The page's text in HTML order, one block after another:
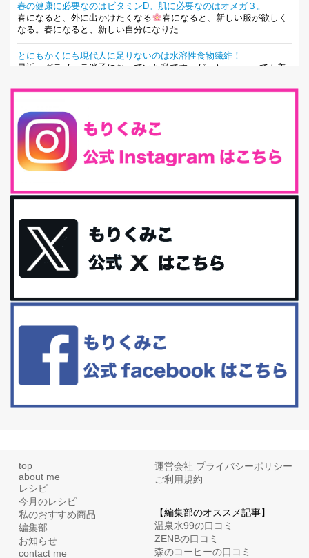
春の健康に必要なのはビタミンD。肌に必要なのはオメガ３。
春になると、外に出かけたくなる
春になると、新しい服が欲しく
なる。春になると、新しい自分になりた...
とにもかくにも現代人に足りないのは水溶性食物繊維！
最近、グラノーラ迷子になっていた私です。が、と〜〜〜っても美
腸内環境を整えることは、健康維持の中でいっちばん大事！だと私
は思っています。 ヒトの免...
iHerb特大セール終了間近！みんな何買う？
最近お風呂上がりの炭酸水をシリカシリカにしているんだけど確か
今回は、最近毎回定期的に購入している「楽天ふるさと納税」の返
礼品トップ５を紹介します。今までいろ...
更年期を穏やかに乗りきるために今できる５つのこと。
アラフィフからの体と心の整え方。 私も気づけばアラフィフ、これ
といった更年期症状はまだ...
白髪・美容・免疫力、現代人に足りないのは海藻！
リーブオイルorごま油をたらす。&n...
top
about me
レシピ
今月のレシピ
私のおすすめ商品
編集部
お知らせ
contact me
運営会社 プライバシーポリシー
ご利用規約
【編集部のオススメ記事】
温泉水99の口コミ
ZENBの口コミ
森のコーヒーの口コミ